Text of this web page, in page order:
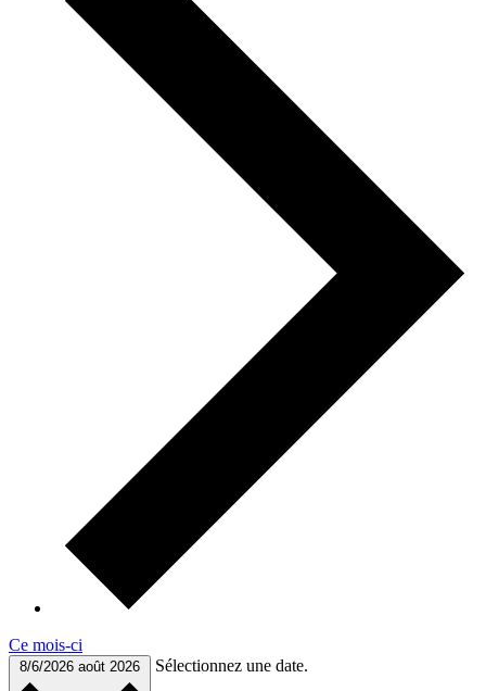
Ce mois-ci
8/6/2026 août 2026 Sélectionnez une date.